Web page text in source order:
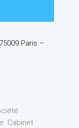
Paris –
Cabinet